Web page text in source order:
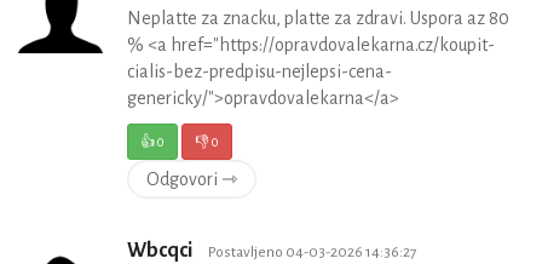
Neplatte za znacku, platte za zdravi. Uspora az 80
% <a href="https://opravdovalekarna.cz/koupit-
cialis-bez-predpisu-nejlepsi-cena-
genericky/">opravdovalekarna</a>
👍0 👎0
Odgovori ⇾
Wbcqci Postavljeno 04-03-2026 14:36:27